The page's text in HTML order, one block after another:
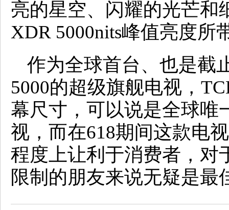
亮的星空、闪耀的光芒和
XDR 5000nits峰值亮度所
作为全球首台、也是截
5000的超级旗舰电视，
幕尺寸，可以说是全球唯
视，而在618期间这款电
程度上让利于消费者，对
限制的朋友来说无疑是最